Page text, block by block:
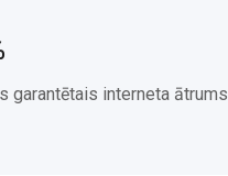
garantētais interneta ātrums